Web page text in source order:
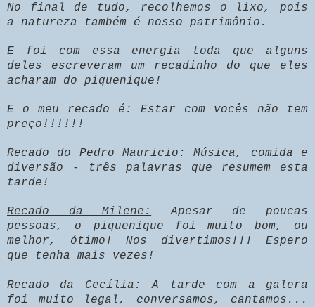
No final de tudo, recolhemos o lixo, pois
a natureza também é nosso patrimônio.
E foi com essa energia toda que alguns
deles escreveram um recadinho do que eles
acharam do piquenique!
E o meu recado é: Estar com vocês não tem
preço!!!!!!
Recado do Pedro Mauricio:
Música, comida e
diversão - três palavras que resumem esta
tarde!
Recado da Milene:
Apesar de poucas
pessoas, o piquenique foi muito bom, ou
melhor, ótimo! Nos divertimos!!! Espero
que tenha mais vezes!
Recado da Cecília:
A tarde com a galera
foi muito legal, conversamos, cantamos...